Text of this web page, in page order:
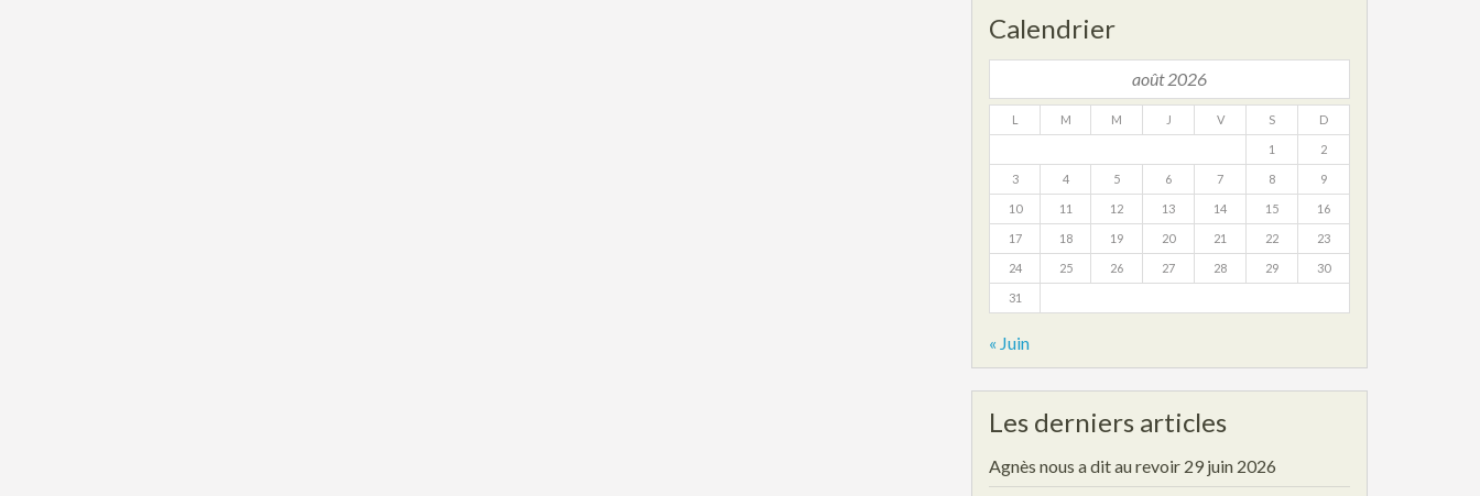
Calendrier
août 2026
L M M J V S D
1 2
3 4 5 6 7 8 9
10 11 12 13 14 15 16
17 18 19 20 21 22 23
24 25 26 27 28 29 30
31
« Juin
Les derniers articles
Agnès nous a dit au revoir 29 juin 2026